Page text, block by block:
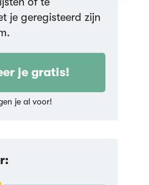
je geregisteerd zijn
je gratis!
je al voor!